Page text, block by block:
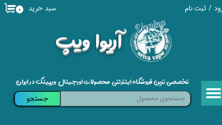
/ ثبت نام
حساب کاربری من
خروج از حساب کاربری
​آریوا ویپ
۰ سبد خرید
تخصصی ترین فروشگاه اینترنتی محصولات اورجینال ویپینگ در ایران
جستجو